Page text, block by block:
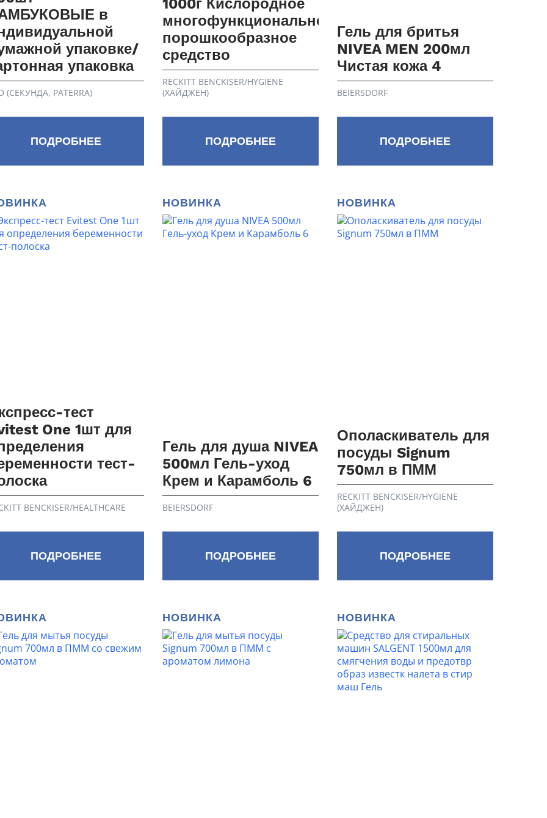
в
упаковке/
упаковка
(СЕКУНДА, PATERRA)
ПОДРОБНЕЕ
1000г Кислородное
многофункциональное
порошкообразное
средство
RECKITT BENCKISER/HYGIENE
(ХАЙДЖЕН)
ПОДРОБНЕЕ
Гель для бритья
NIVEA MEN 200мл
Чистая кожа 4
BEIERSDORF
ПОДРОБНЕЕ
тест
One 1шт для
тест-
BENCKISER/НEALTHСARE
ПОДРОБНЕЕ
НОВИНКА
Гель для душа NIVEA
500мл Гель-уход
Крем и Карамболь 6
BEIERSDORF
ПОДРОБНЕЕ
НОВИНКА
Ополаскиватель для
посуды Signum
750мл в ПММ
RECKITT BENCKISER/HYGIENE
(ХАЙДЖЕН)
ПОДРОБНЕЕ
НОВИНКА НОВИНКА